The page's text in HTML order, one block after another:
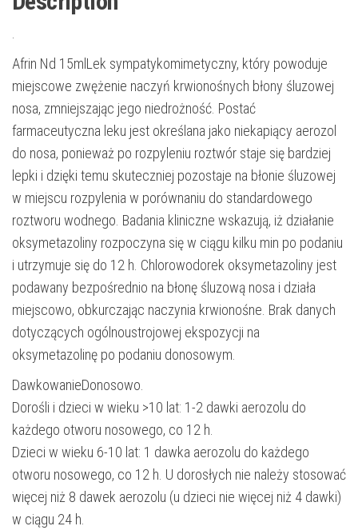
Afrin Nd 15mlLek sympatykomimetyczny, który powoduje
miejscowe zwężenie naczyń krwionośnych błony śluzowej
nosa, zmniejszając jego niedrożność. Postać
farmaceutyczna leku jest określana jako niekapiący aerozol
do nosa, ponieważ po rozpyleniu roztwór staje się bardziej
lepki i dzięki temu skuteczniej pozostaje na błonie śluzowej
w miejscu rozpylenia w porównaniu do standardowego
roztworu wodnego. Badania kliniczne wskazują, iż działanie
oksymetazoliny rozpoczyna się w ciągu kilku min po podaniu
i utrzymuje się do 12 h. Chlorowodorek oksymetazoliny jest
podawany bezpośrednio na błonę śluzową nosa i działa
miejscowo, obkurczając naczynia krwionośne. Brak danych
dotyczących ogólnoustrojowej ekspozycji na
oksymetazolinę po podaniu donosowym.
DawkowanieDonosowo.
Dorośli i dzieci w wieku >10 lat: 1-2 dawki aerozolu do
każdego otworu nosowego, co 12 h.
Dzieci w wieku 6-10 lat: 1 dawka aerozolu do każdego
otworu nosowego, co 12 h. U dorosłych nie należy stosować
więcej niż 8 dawek aerozolu (u dzieci nie więcej niż 4 dawki)
w ciągu 24 h.